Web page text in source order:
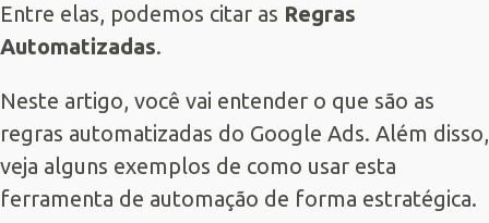
Entre elas, podemos citar as Regras
Automatizadas.
Neste artigo, você vai entender o que são as
regras automatizadas do Google Ads. Além disso,
veja alguns exemplos de como usar esta
ferramenta de automação de forma estratégica.